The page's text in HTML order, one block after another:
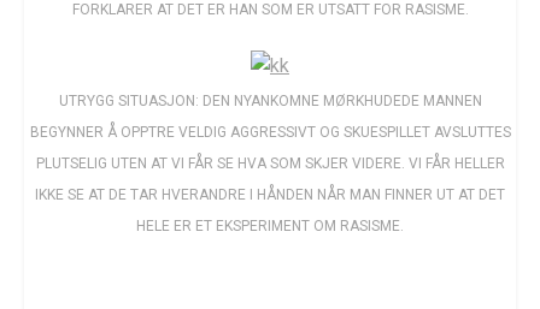
FORKLARER AT DET ER HAN SOM ER UTSATT FOR RASISME.
UTRYGG SITUASJON: DEN NYANKOMNE MØRKHUDEDE MANNEN
BEGYNNER Å OPPTRE VELDIG AGGRESSIVT OG SKUESPILLET AVSLUTTES
PLUTSELIG UTEN AT VI FÅR SE HVA SOM SKJER VIDERE. VI FÅR HELLER
IKKE SE AT DE TAR HVERANDRE I HÅNDEN NÅR MAN FINNER UT AT DET
HELE ER ET EKSPERIMENT OM RASISME.